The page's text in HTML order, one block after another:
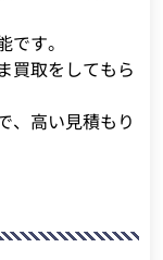
す。
買取をしてもら
、高い見積もり